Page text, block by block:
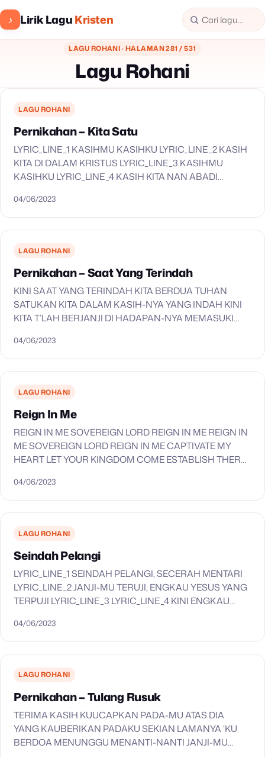
♪ Lirik LaguKristen
LAGU ROHANI · HALAMAN 281 / 531
Lagu Rohani
LAGU ROHANI
Pernikahan – Kita Satu
LYRIC_LINE_1 KASIHMU KASIHKU LYRIC_LINE_2 KASIH
KITA DI DALAM KRISTUS LYRIC_LINE_3 KASIHMU
KASIHKU LYRIC_LINE_4 KASIH KITA NAN ABADI
LYRIC_LINE_6 BERGANDENG TANGAN SEHATI KITA
BERSAMA LYRIC_LINE_7 KITA SATU…
04/06/2023
LAGU ROHANI
Pernikahan – Saat Yang Terindah
KINI SAAT YANG TERINDAH KITA BERDUA TUHAN
SATUKAN KITA DALAM KASIH-NYA YANG INDAH KINI
KITA T’LAH BERJANJI DI HADAPAN-NYA MEMASUKI
HIDUP INI CINTA YANG TUHAN BERIKAN…
04/06/2023
LAGU ROHANI
Reign In Me
REIGN IN ME SOVEREIGN LORD REIGN IN ME REIGN IN
ME SOVEREIGN LORD REIGN IN ME CAPTIVATE MY
HEART LET YOUR KINGDOM COME ESTABLISH THERE
04/06/2023
LAGU ROHANI
Seindah Pelangi
LYRIC_LINE_1 SEINDAH PELANGI, SECERAH MENTARI
LYRIC_LINE_2 JANJI-MU TERUJI, ENGKAU YESUS YANG
TERPUJI LYRIC_LINE_3 LYRIC_LINE_4 KINI ENGKAU
LYRIC_LINE_6 KAR’NA AKU KAU MILIKI LYRIC_LINE_7
JADIKAN HIDUPKU BERARTI
04/06/2023
LAGU ROHANI
Pernikahan – Tulang Rusuk
TERIMA KASIH KUUCAPKAN PADA-MU ATAS DIA
YANG KAUBERIKAN PADAKU SEKIAN LAMANYA ‘KU
BERDOA MENUNGGU MENANTI-NANTI JANJI-MU